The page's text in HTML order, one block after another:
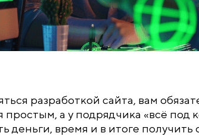
разработкой сайта, вам
а у подрядчика «всё под
деньги, время и в итоге получить